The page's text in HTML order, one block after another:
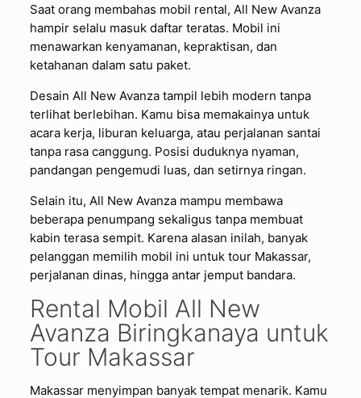
Saat orang membahas mobil rental, All New Avanza
hampir selalu masuk daftar teratas. Mobil ini
menawarkan kenyamanan, kepraktisan, dan
ketahanan dalam satu paket.
Desain All New Avanza tampil lebih modern tanpa
terlihat berlebihan. Kamu bisa memakainya untuk
acara kerja, liburan keluarga, atau perjalanan santai
tanpa rasa canggung. Posisi duduknya nyaman,
pandangan pengemudi luas, dan setirnya ringan.
Selain itu, All New Avanza mampu membawa
beberapa penumpang sekaligus tanpa membuat
kabin terasa sempit. Karena alasan inilah, banyak
pelanggan memilih mobil ini untuk tour Makassar,
perjalanan dinas, hingga antar jemput bandara.
Rental Mobil All New
Avanza Biringkanaya untuk
Tour Makassar
Makassar menyimpan banyak tempat menarik. Kamu